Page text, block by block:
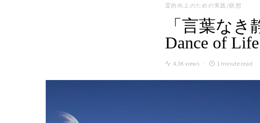
霊的向上のための実践/瞑想
「言葉なき
Dance of Life
4.3K views 1 minute read